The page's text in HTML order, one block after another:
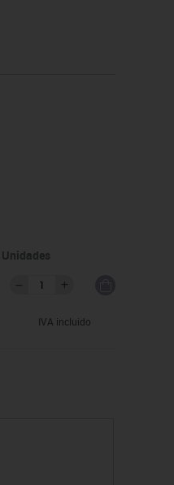
Unidades
IVA incluido